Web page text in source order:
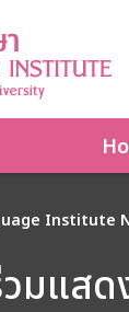
Institute
มแส